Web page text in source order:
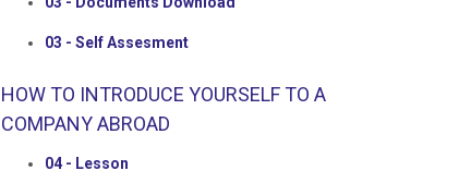
03 - Self Assesment
HOW TO INTRODUCE YOURSELF TO A
COMPANY ABROAD
04 - Lesson